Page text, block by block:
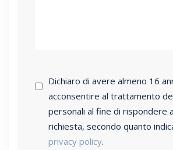
Dichiaro di avere almeno 16
acconsentire al trattamento
personali al fine di rispondere
richiesta, secondo quanto
privacy policy.